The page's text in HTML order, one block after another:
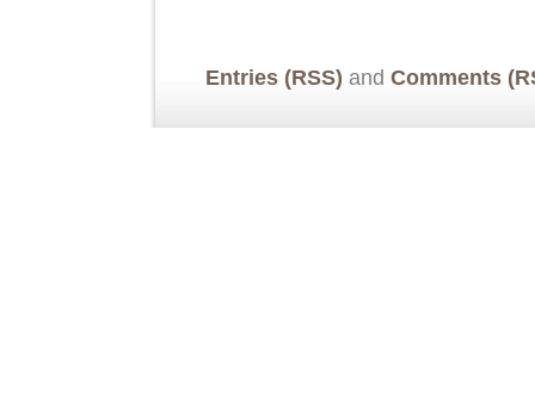
Entries (RSS) and Comments